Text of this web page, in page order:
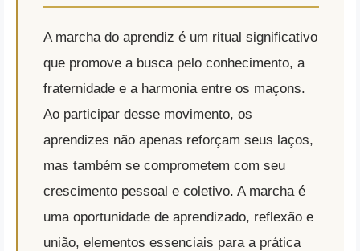
A marcha do aprendiz é um ritual significativo
que promove a busca pelo conhecimento, a
fraternidade e a harmonia entre os maçons.
Ao participar desse movimento, os
aprendizes não apenas reforçam seus laços,
mas também se comprometem com seu
crescimento pessoal e coletivo. A marcha é
uma oportunidade de aprendizado, reflexão e
união, elementos essenciais para a prática